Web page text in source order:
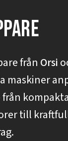
från Orsi
maskiner
från
till